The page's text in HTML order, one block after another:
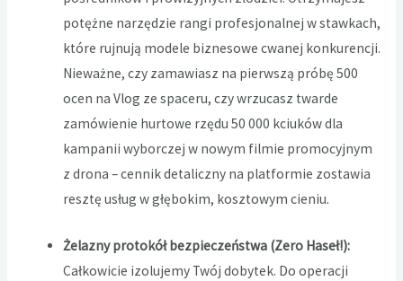
potężne narzędzie rangi profesjonalnej w stawkach,
które rujnują modele biznesowe cwanej konkurencji.
Nieważne, czy zamawiasz na pierwszą próbę 500
ocen na Vlog ze spaceru, czy wrzucasz twarde
zamówienie hurtowe rzędu 50 000 kciuków dla
kampanii wyborczej w nowym filmie promocyjnym
z drona – cennik detaliczny na platformie zostawia
resztę usług w głębokim, kosztowym cieniu.
Żelazny protokół bezpieczeństwa (Zero Haseł!):
Całkowicie izolujemy Twój dobytek. Do operacji